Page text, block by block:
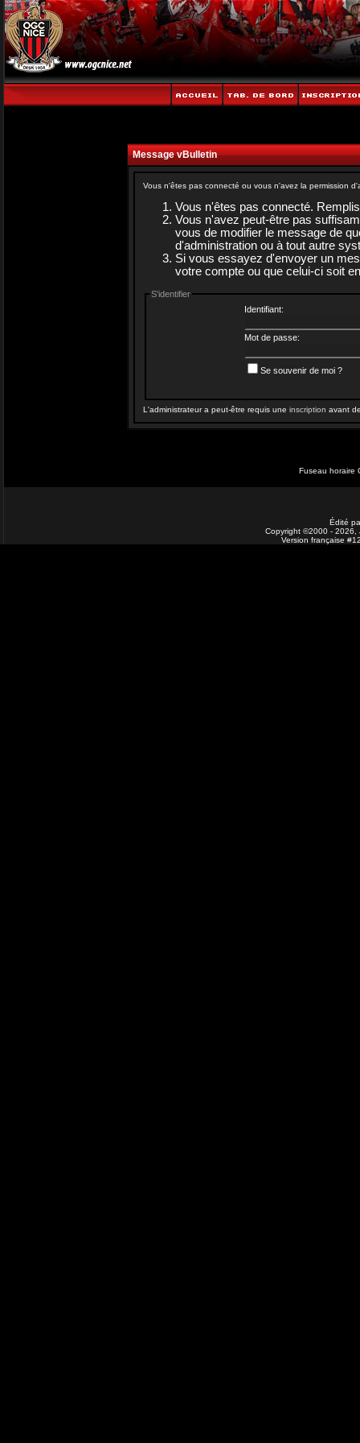
Message vBulletin
Vous n'êtes pas connecté ou vous n'avez la permission
Vous n'êtes pas connecté.
Vous n'avez peut-être pas
vous de modifier le message de
d'administration ou à tout autre
Si vous essayez d'envoyer un
votre compte ou que celui-ci soit
S'identifier
Identifiant:
Mot de passe:
Se souvenir de moi ?
L'administrateur a peut-être requis une inscription avant
Fuseau horaire
Édité
Copyright ©2000 - 2026,
Version française